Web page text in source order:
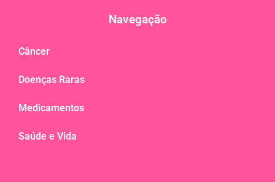
Navegação
Câncer
Doenças Raras
Medicamentos
Saúde e Vida